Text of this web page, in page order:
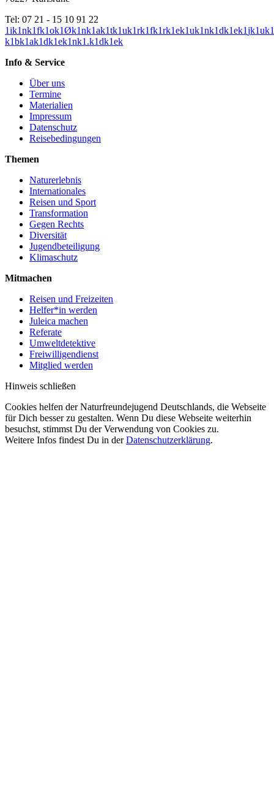
Tel: 07 21 - 15 10 91 22
1ik1nk1fk1ok1Øk1nk1ak1tk1uk1rk1fk1rk1ek1uk1nk1dk1ek1jk1uk1
k1bk1ak1dk1ek1nk1 .k1dk1ek
Info & Service
Über uns
Termine
Materialien
Impressum
Datenschutz
Reisebedingungen
Themen
Naturerlebnis
Internationales
Reisen und Sport
Transformation
Gegen Rechts
Diversität
Jugendbeteiligung
Klimaschutz
Mitmachen
Reisen und Freizeiten
Helfer*in werden
Juleica machen
Referate
Umweltdetektive
Freiwilligendienst
Mitglied werden
Hinweis schließen
Cookies helfen der Naturfreundejugend Deutschlands, die Webseite
für Dich besser zu gestalten. Wenn Du diese Webseite weiterhin
besuchst, stimmst Du der Verwendung von Cookies zu.
Weitere Infos findest Du in derDatenschutzerklärung.